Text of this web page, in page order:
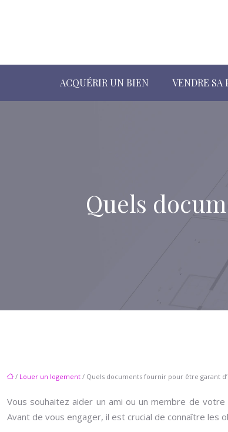
ACQUÉRIR UN BIEN VENDRE SA
Quels
/ Louer un logement / Quels documents fournir pour être garant
Vous souhaitez aider un ami ou un membre de
Avant de vous engager, il est crucial de connaître les